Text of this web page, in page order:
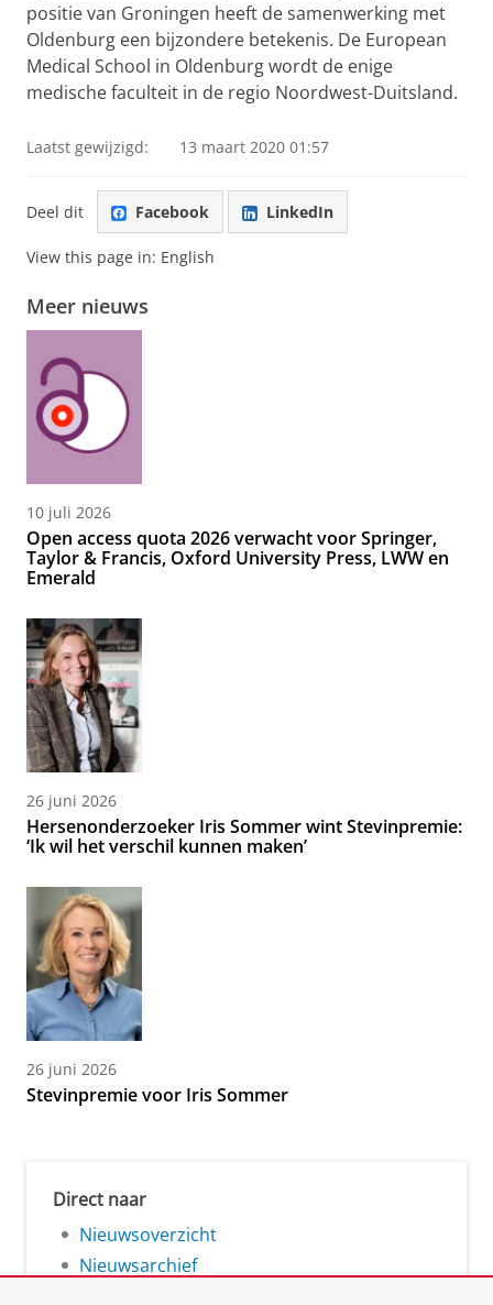
positie van Groningen heeft de samenwerking met
Oldenburg een bijzondere betekenis. De European
Medical School in Oldenburg wordt de enige
medische faculteit in de regio Noordwest-Duitsland.
Laatst gewijzigd: 13 maart 2020 01:57
Deel dit Facebook LinkedIn
View this page in: English
Meer nieuws
10 juli 2026
Open access quota 2026 verwacht voor Springer,
Taylor & Francis, Oxford University Press, LWW en
Emerald
26 juni 2026
Hersenonderzoeker Iris Sommer wint Stevinpremie:
‘Ik wil het verschil kunnen maken’
26 juni 2026
Stevinpremie voor Iris Sommer
Direct naar
Nieuwsoverzicht
Nieuwsarchief